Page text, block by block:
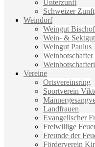
Unterzunft
Schweizer Zunft
Weindorf
Weingut Bischof
Wein- &
Weingut Paulus
Vereine
Ortsvereinsring
Sportverein
Landfrauen
Evangelischer
Freiwillige
Freunde der
Förderverein